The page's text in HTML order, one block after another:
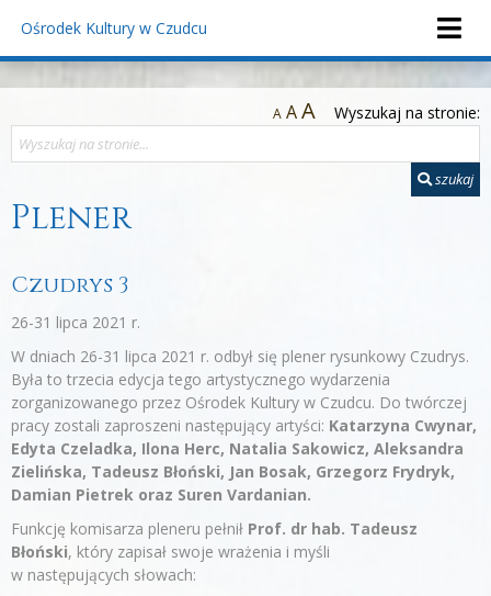
Ośrodek Kultury w Czudcu
A AA Wyszukaj na stronie:
szukaj
Plener
Czudrys 3
26-31 lipca 2021 r.
W dniach 26-31 lipca 2021 r. odbył się plener rysunkowy Czudrys.
Była to trzecia edycja tego artystycznego wydarzenia
zorganizowanego przez Ośrodek Kultury w Czudcu. Do twórczej
pracy zostali zaproszeni następujący artyści: Katarzyna Cwynar,
Edyta Czeladka, Ilona Herc, Natalia Sakowicz, Aleksandra
Zielińska, Tadeusz Błoński, Jan Bosak, Grzegorz Frydryk,
Damian Pietrek oraz Suren Vardanian.
Funkcję komisarza pleneru pełnił Prof. dr hab. Tadeusz
Błoński, który zapisał swoje wrażenia i myśli
w następujących słowach: